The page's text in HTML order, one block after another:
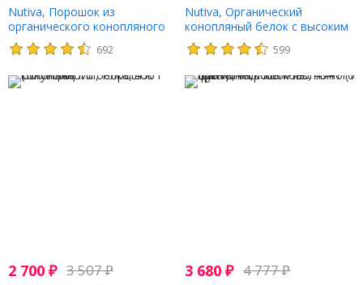
Nutiva, Порошок из
органического конопляного
протеина, 1,36 кг (3 фунта)
692
Nutiva, Органический
конопляный белок с высоким
содержанием клетчатки, 3
фунта (1,36 кг) 599
2 700 ₽ 3 507₽ 3 680₽ 4 777₽